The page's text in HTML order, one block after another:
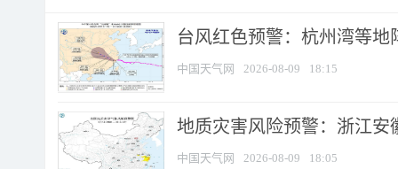
台风红色预警：杭州湾等地
中国天气网 2026-08-09 18:15
地质灾害风险预警：浙江安
中国天气网 2026-08-09 18:05